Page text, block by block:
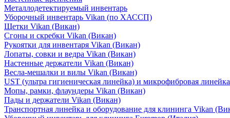
Металлодетектируемый инвентарь
Уборочный инвентарь Vikan (по ХАССП)
Щетки Vikan (Викан)
Сгоны и скребки Vikan (Викан)
Рукоятки для инвентаря Vikan (Викан)
Лопаты, совки и ведра Vikan (Викан)
Настенные держатели Vikan (Викан)
Весла-мешалки и вилы Vikan (Викан)
UST (ультра гигиеническая линейка) и микрофибровая линейка
Мопы, рамки, флаундеры Vikan (Викан)
Пады и держатели Vikan (Викан)
Транспортная линейка и оборудование для клининга Vikan